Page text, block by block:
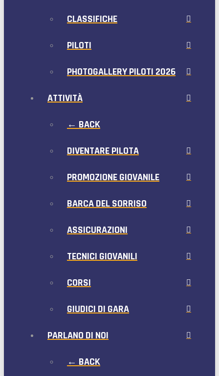
CLASSIFICHE
PILOTI
PHOTOGALLERY PILOTI 2026
ATTIVITÀ
← BACK
DIVENTARE PILOTA
PROMOZIONE GIOVANILE
BARCA DEL SORRISO
ASSICURAZIONI
TECNICI GIOVANILI
CORSI
GIUDICI DI GARA
PARLANO DI NOI
← BACK